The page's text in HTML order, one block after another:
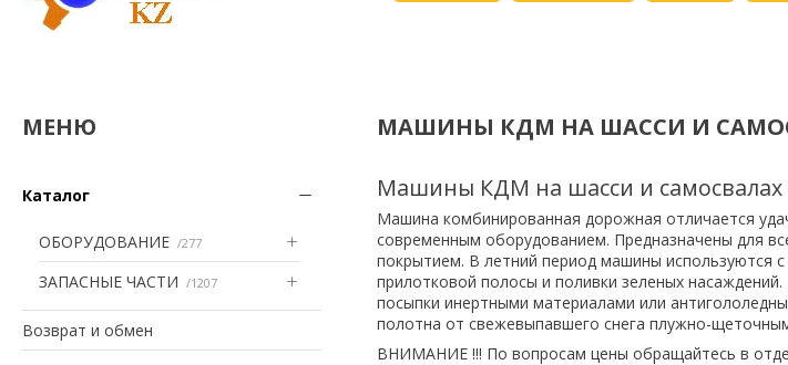
Каталог
ОБОРУДОВАНИЕ 277
ЗАПАСНЫЕ ЧАСТИ 1207
Возврат и обмен
МАШИНЫ КДМ НА ШАССИ И
Машины КДМ на шасси и самосвалах
Машина комбинированная дорожная отличается
современным оборудованием. Предназначены для
покрытием. В летний период машины используются
прилотковой полосы и поливки зеленых
посыпки инертными материалами или
полотна от свежевыпавшего снега плужно-
ВНИМАНИЕ !!! По вопросам цены обращайтесь в